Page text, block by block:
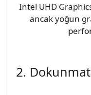
Intel UHD
ancak yoğun
2.